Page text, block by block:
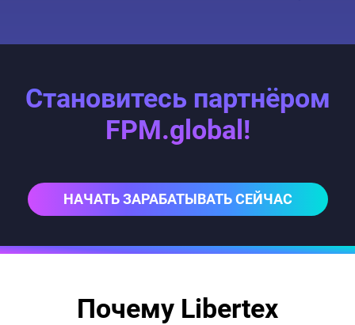
Становитесь партнёром
FPM.global!
НАЧАТЬ ЗАРАБАТЫВАТЬ СЕЙЧАС
Почему Libertex